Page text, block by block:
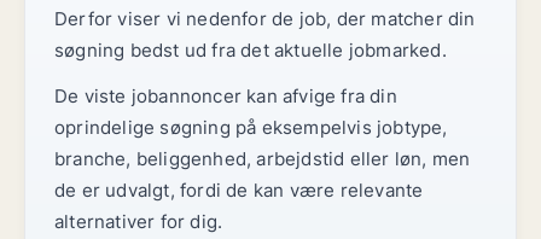
Derfor viser vi nedenfor de job, der matcher din
søgning bedst ud fra det aktuelle jobmarked.
De viste jobannoncer kan afvige fra din
oprindelige søgning på eksempelvis jobtype,
branche, beliggenhed, arbejdstid eller løn, men
de er udvalgt, fordi de kan være relevante
alternativer for dig.